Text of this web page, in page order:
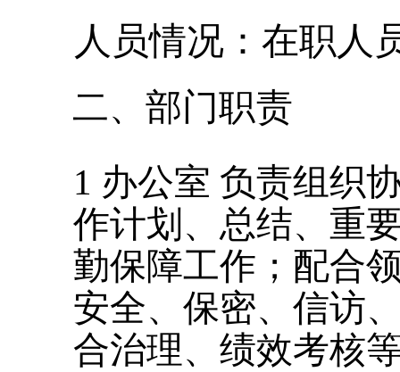
人 员情况：在职人
二、部门职责
1 办公室 负责组织
作计划、总结、重
勤保障工作；配合
安全、保密、信访
合治理、绩效考核